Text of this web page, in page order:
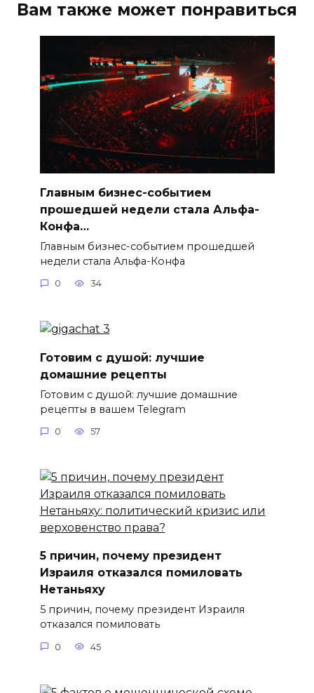
Вам также может понравиться
Главным бизнес-событием
прошедшей недели стала Альфа-
Конфа…
Главным бизнес-событием прошедшей
недели стала Альфа-Конфа
0 34
Готовим с душой: лучшие
домашние рецепты
Готовим с душой: лучшие домашние
рецепты в вашем Telegram
0 57
5 причин, почему президент
Израиля отказался помиловать
Нетаньяху
5 причин, почему президент Израиля
отказался помиловать
0 45